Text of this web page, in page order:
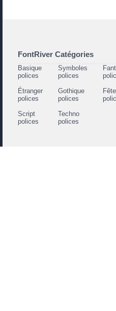
FontRiver Catégories
Basique
polices
Symboles
polices
Étranger
polices
Gothique
polices
Script
polices
Techno
polices